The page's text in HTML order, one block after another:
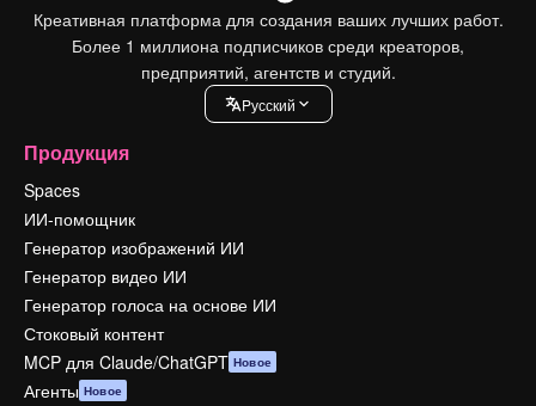
Креативная платформа для создания ваших лучших работ.
Более 1 миллиона подписчиков среди креаторов,
предприятий, агентств и студий.
Pусский
Продукция
Spaces
ИИ-помощник
Генератор изображений ИИ
Генератор видео ИИ
Генератор голоса на основе ИИ
Стоковый контент
MCP для Claude/ChatGPT Новое
Агенты Новое